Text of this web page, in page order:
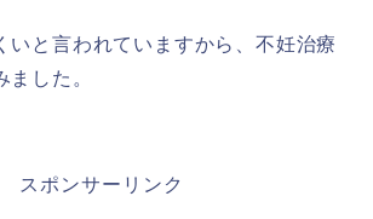
いと言われていますから、不妊治療
ました。
スポンサーリンク